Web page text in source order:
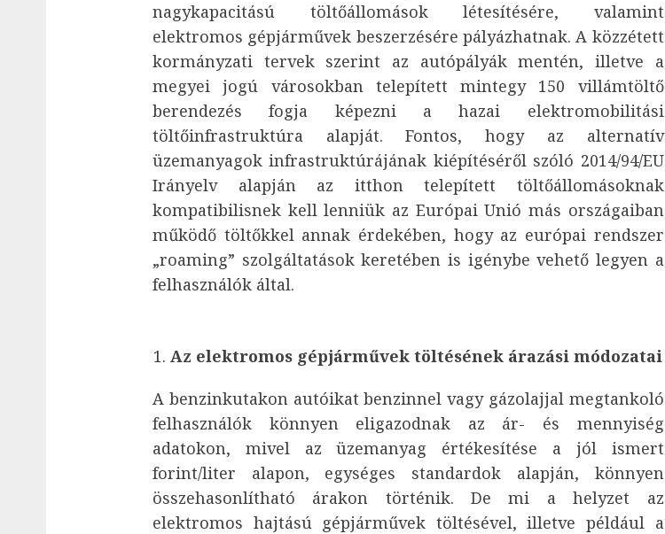
nagykapacitású töltőállomások létesítésére, valamint
elektromos gépjárművek beszerzésére pályázhatnak. A közzétett
kormányzati tervek szerint az autópályák mentén, illetve a
megyei jogú városokban telepített mintegy 150 villámtöltő
berendezés fogja képezni a hazai elektromobilitási
töltőinfrastruktúra alapját. Fontos, hogy az alternatív
üzemanyagok infrastruktúrájának kiépítéséről szóló 2014/94/EU
Irányelv alapján az itthon telepített töltőállomásoknak
kompatibilisnek kell lenniük az Európai Unió más országaiban
működő töltőkkel annak érdekében, hogy az európai rendszer
„roaming” szolgáltatások keretében is igénybe vehető legyen a
felhasználók által.
Az elektromos gépjárművek töltésének árazási módozatai
A benzinkutakon autóikat benzinnel vagy gázolajjal megtankoló
felhasználók könnyen eligazodnak az ár- és mennyiség
adatokon, mivel az üzemanyag értékesítése a jól ismert
forint/liter alapon, egységes standardok alapján, könnyen
összehasonlítható árakon történik. De mi a helyzet az
elektromos hajtású gépjárművek töltésével, illetve például a